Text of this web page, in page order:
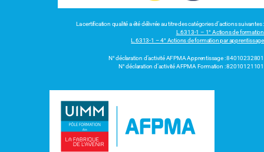
La certification qualité a été délivrée au titre des catégories d’actions suivantes :
L.6313-1 – 1° Actions de formation
L.6313-1 – 4° Actions de formation par apprentissage
N° déclaration d’activité AFPMA Apprentissage : 84010232801
N° déclaration d’activité AFPMA Formation : 82010121101